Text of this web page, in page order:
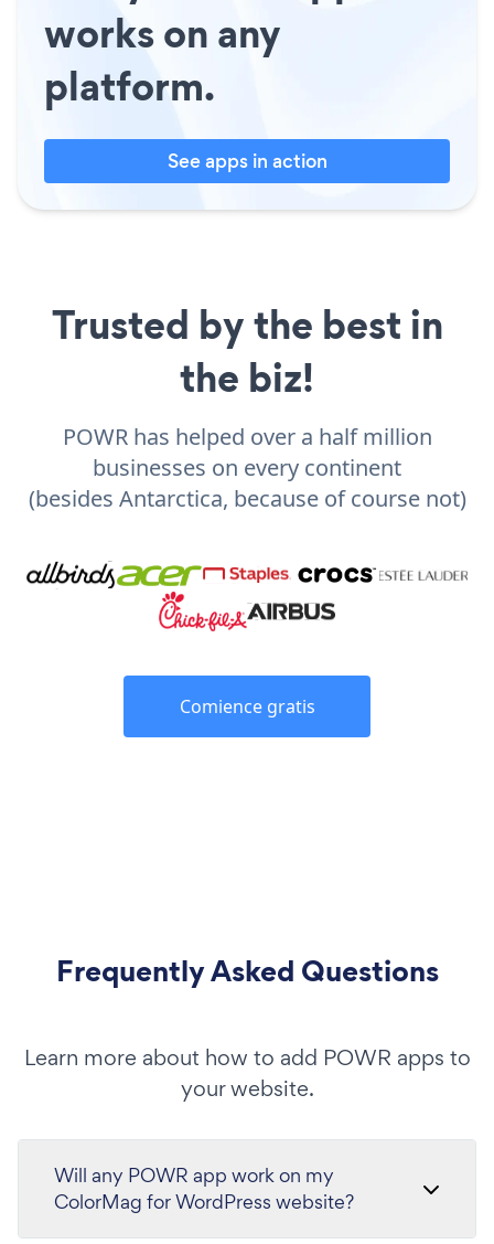
works on any
platform.
See apps in action
Trusted by the best in
the biz!
POWR has helped over a half million
businesses on every continent
(besides Antarctica, because of course not)
Comience gratis
Frequently Asked Questions
Learn more about how to add POWR apps to
your website.
Will any POWR app work on my
ColorMag for WordPress website?